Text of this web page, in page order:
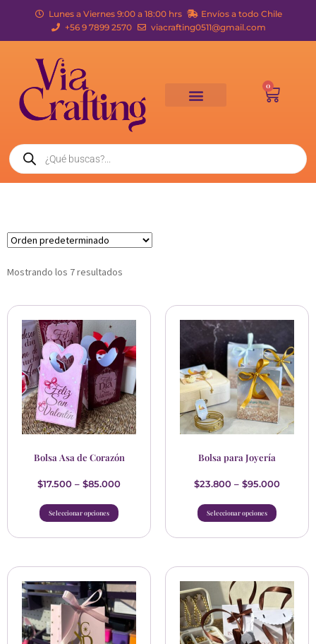
Lunes a Viernes 9:00 a 18:00 hrs
Envíos a todo Chile
+56 9 7899 2570
viacrafting0511@gmail.com
0
Mostrando los 7 resultados
Bolsa Asa de Corazón
$17.500 – $85.000
Seleccionar opciones
Bolsa para Joyería
$23.800 – $95.000
Seleccionar opciones